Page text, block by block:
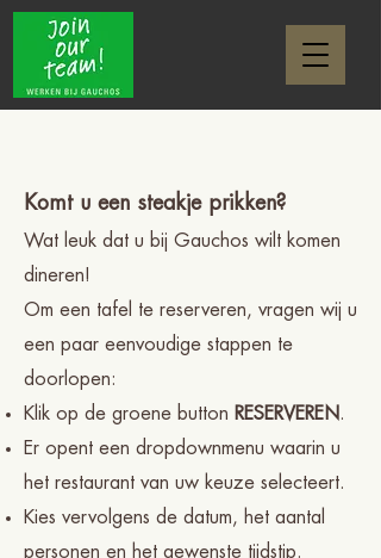
Komt u een steakje prikken?
Wat leuk dat u bij Gauchos wilt komen
dineren!
Om een tafel te reserveren, vragen wij u
een paar eenvoudige stappen te
doorlopen:
Klik op de groene button RESERVEREN .
Er opent een dropdownmenu waarin u
het restaurant van uw keuze selecteert.
Kies vervolgens de datum, het aantal
personen en het gewenste tijdstip.